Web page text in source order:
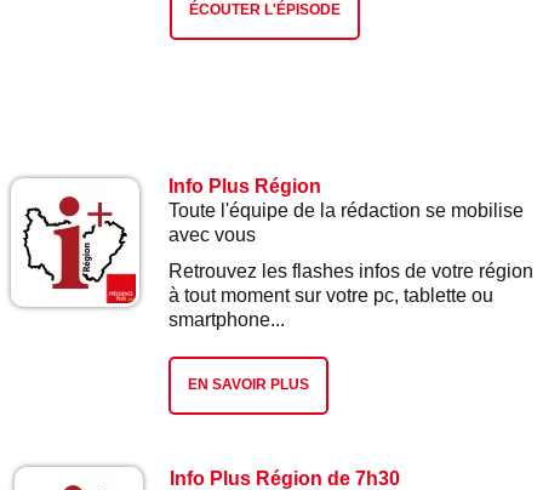
ÉCOUTER L'ÉPISODE
Info Plus Région
Toute l'équipe de la rédaction se mobilise
avec vous
Retrouvez les flashes infos de votre région
à tout moment sur votre pc, tablette ou
smartphone...
EN SAVOIR PLUS
Info Plus Région de 7h30